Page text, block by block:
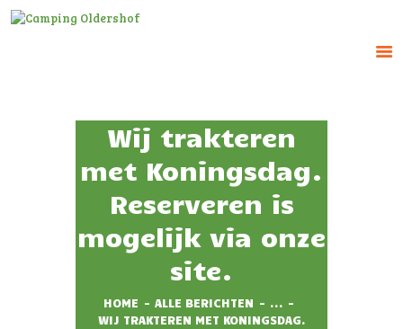
Wij trakteren
met Koningsdag.
Reserveren is
mogelijk via onze
site.
HOME ALLE BERICHTEN
...
WIJ TRAKTEREN MET KONINGSDAG.
HUUR ACCOMMODATIE
RESERVEREN
TARIEVEN
IMPRESSIE